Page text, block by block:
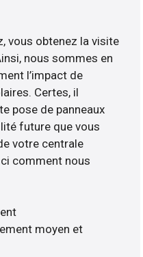
vous obtenez la visite
nous sommes en
l’impact de
Certes, il
pose de panneaux
future que vous
votre centrale
comment nous
moyen et